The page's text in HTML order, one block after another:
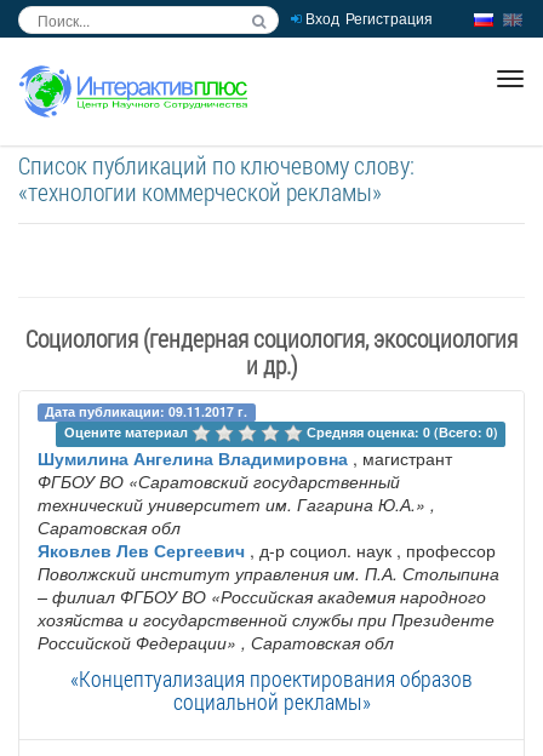
Вход Регистрация
Список публикаций по ключевому слову:
«технологии коммерческой рекламы»
Социология (гендерная социология, экосоциология
и др.)
Дата публикации: 09.11.2017 г.
Оцените материал
Средняя оценка: 0 (Всего: 0)
Шумилина Ангелина Владимировна , магистрант
ФГБОУ ВО «Саратовский государственный
технический университет им. Гагарина Ю.А.» ,
Саратовская обл
Яковлев Лев Сергеевич , д-р социол. наук , профессор
Поволжский институт управления им. П.А. Столыпина
– филиал ФГБОУ ВО «Российская академия народного
хозяйства и государственной службы при Президенте
Российской Федерации» , Саратовская обл
«Концептуализация проектирования образов
социальной рекламы»